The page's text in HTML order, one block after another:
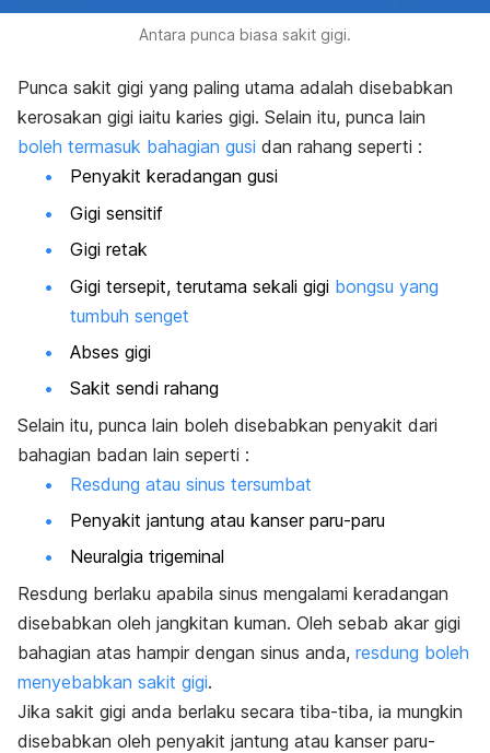
Antara punca biasa sakit gigi.
Punca sakit gigi yang paling utama adalah disebabkan
kerosakan gigi iaitu karies gigi. Selain itu, punca lain
boleh termasuk bahagian gusi dan rahang seperti :
Penyakit keradangan gusi
Gigi sensitif
Gigi retak
Gigi tersepit, terutama sekali gigi bongsu yang
tumbuh senget
Abses gigi
Sakit sendi rahang
Selain itu, punca lain boleh disebabkan penyakit dari
bahagian badan lain seperti :
Resdung atau sinus tersumbat
Penyakit jantung atau kanser paru-paru
Neuralgia trigeminal
Resdung berlaku apabila sinus mengalami keradangan
disebabkan oleh jangkitan kuman. Oleh sebab akar gigi
bahagian atas hampir dengan sinus anda, resdung boleh
menyebabkan sakit gigi.
Jika sakit gigi anda berlaku secara tiba-tiba, ia mungkin
disebabkan oleh penyakit jantung atau kanser paru-